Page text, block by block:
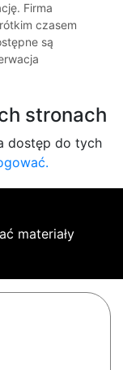
Firma
czasem
są
stronach
dostęp do tych
materiały